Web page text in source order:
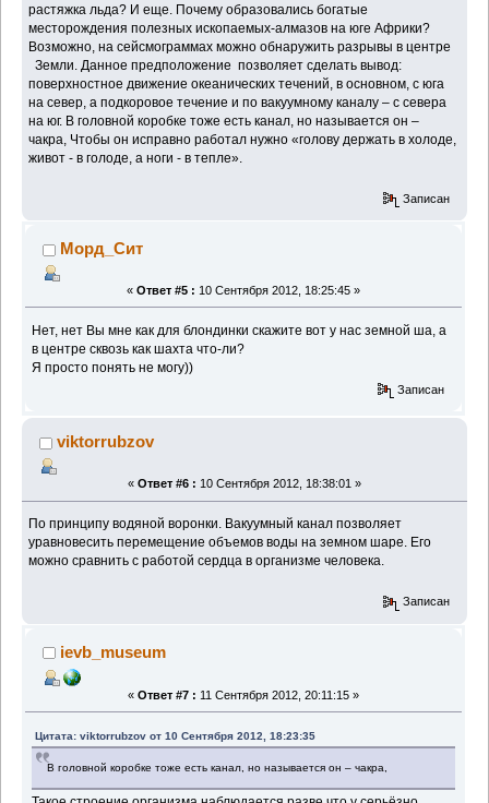
растяжка льда? И еще. Почему образовались богатые
месторождения полезных ископаемых-алмазов на юге Африки?
Возможно, на сейсмограммах можно обнаружить разрывы в центре
Земли. Данное предположение позволяет сделать вывод:
поверхностное движение океанических течений, в основном, с юга
на север, а подкоровое течение и по вакуумному каналу – с севера
на юг. В головной коробке тоже есть канал, но называется он –
чакра, Чтобы он исправно работал нужно «голову держать в холоде,
живот - в голоде, а ноги - в тепле».
Записан
Морд_Сит
« Ответ #5 : 10 Сентября 2012, 18:25:45 »
Нет, нет Вы мне как для блондинки скажите вот у нас земной ша, а
в центре сквозь как шахта что-ли?
Я просто понять не могу))
Записан
viktorrubzov
« Ответ #6 : 10 Сентября 2012, 18:38:01 »
По принципу водяной воронки. Вакуумный канал позволяет
уравновесить перемещение объемов воды на земном шаре. Его
можно сравнить с работой сердца в организме человека.
Записан
ievb_museum
« Ответ #7 : 11 Сентября 2012, 20:11:15 »
Цитата: viktorrubzov от 10 Сентября 2012, 18:23:35
В головной коробке тоже есть канал, но называется он – чакра,